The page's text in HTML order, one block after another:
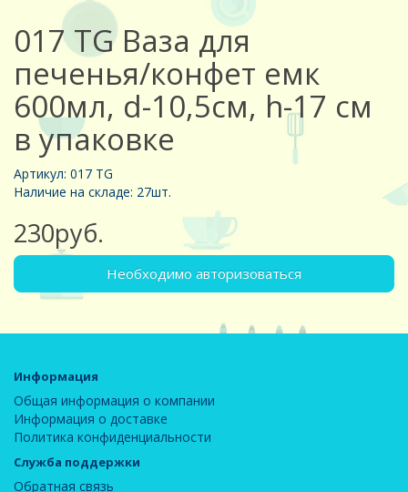
017 TG Ваза для
печенья/конфет емк
600мл, d-10,5см, h-17 см
в упаковке
Артикул: 017 TG
Наличие на складе: 27шт.
230руб.
Необходимо авторизоваться
Информация
Общая информация о компании
Информация о доставке
Политика конфиденциальности
Служба поддержки
Обратная связь